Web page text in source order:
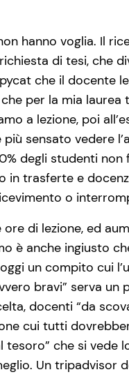
hanno voglia. Il
di tesi, che
che il docente
per la mia
a lezione, poi
sensato vedere
degli studenti
trasferte e
o
di lezione, ed
è anche ingiusto
un compito cui
bravi” serva
docenti “da
cui tutti
tesoro” che si
Un tripadvisor